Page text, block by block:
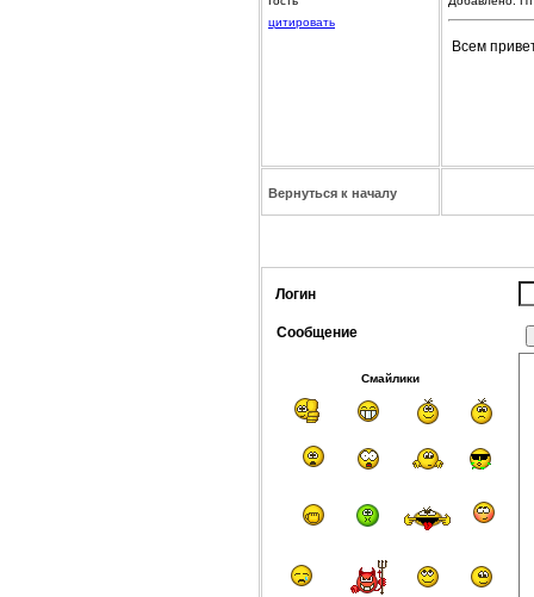
цитировать
Всем
Вернуться к началу
Логин
Сообщение
Смайлики